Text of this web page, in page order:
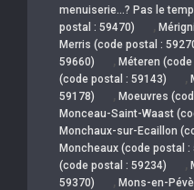
menuiserie…? Pas le
postal : 59470)
,
Merris (code postal :
59660)
, Méteren
(code postal : 59143)
,
59178)
, Moeuvres
Monceau-Saint-Waast
Monchaux-sur-Ecaillon
Moncheaux (code postal :
(code postal : 59234)
,
59370)
, Mons-en-